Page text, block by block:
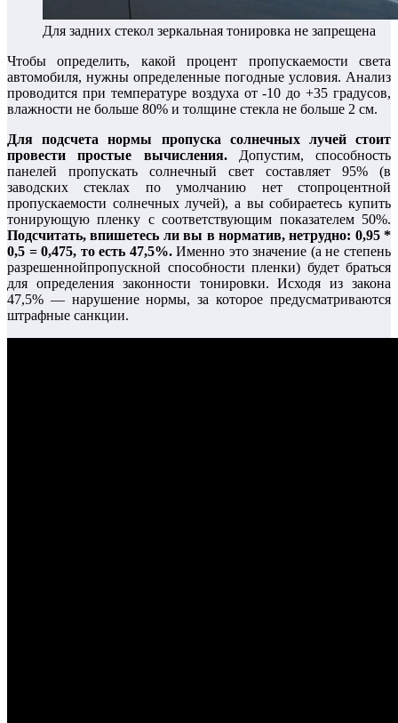
Для задних стекол зеркальная тонировка не запрещена
Чтобы определить, какой процент пропускаемости света
автомобиля, нужны определенные погодные условия. Анализ
проводится при температуре воздуха от -10 до +35 градусов,
влажности не больше 80% и толщине стекла не больше 2 см.
Для подсчета нормы пропуска солнечных лучей стоит
провести простые вычисления.Допустим, способность
панелей пропускать солнечный свет составляет 95% (в
заводских стеклах по умолчанию нет стопроцентной
пропускаемости солнечных лучей), а вы собираетесь купить
тонирующую пленку с соответствующим показателем 50%.
Подсчитать, впишетесь ли вы в норматив, нетрудно: 0,95 *
0,5 = 0,475, то есть 47,5%.Именно это значение (а не степень
разрешеннойпропускной способности пленки) будет браться
для определения законности тонировки. Исходя из закона
47,5% — нарушение нормы, за которое предусматриваются
штрафные санкции.